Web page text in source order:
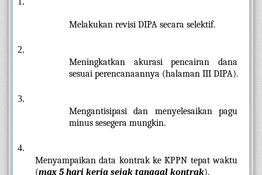
Melakukan revisi DIPA secara selektif.
Meningkatkan akurasi pencairan dana
sesuai perencanaannya (halaman III DIPA).
Mengantisipasi dan menyelesaikan pagu
minus sesegera mungkin.
Menyampaikan data kontrak ke KPPN tepat waktu
(max 5 hari kerja sejak tanggal kontrak).